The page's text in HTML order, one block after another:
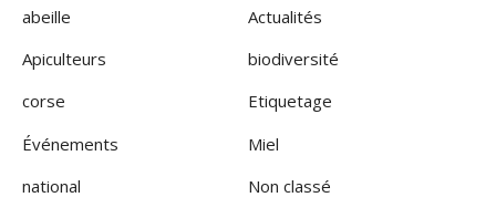
abeille
Actualités
Apiculteurs
biodiversité
corse
Etiquetage
Événements
Miel
national
Non classé